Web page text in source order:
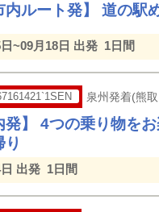
内ルート発】 道の
~09月18日 出発 1日間
泉州発着(熊
発】 4つの乗り物を
出発 1日間